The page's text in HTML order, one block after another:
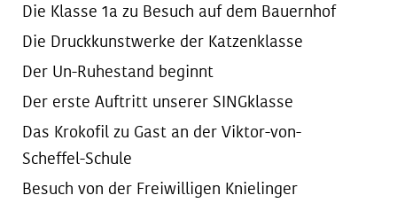
Die Klasse 1a zu Besuch auf dem Bauernhof
Die Druckkunstwerke der Katzenklasse
Der Un-Ruhestand beginnt
Der erste Auftritt unserer SINGklasse
Das Krokofil zu Gast an der Viktor-von-
Scheffel-Schule
Besuch von der Freiwilligen Knielinger